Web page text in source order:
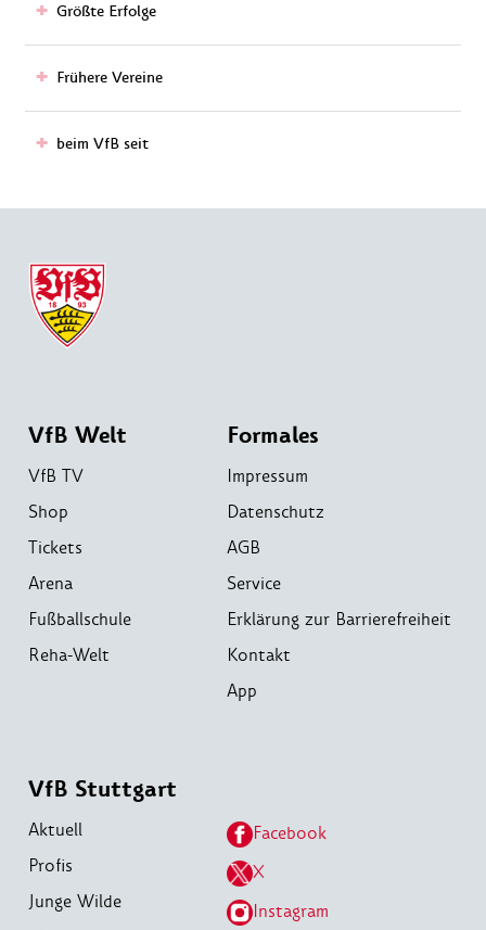
Größte Erfolge
Frühere Vereine
beim VfB seit
VfB Welt
VfB TV
Shop
Tickets
Arena
Fußballschule
Reha-Welt
Formales
Impressum
Datenschutz
AGB
Service
Erklärung zur Barrierefreiheit
Kontakt
App
VfB Stuttgart
Aktuell
Profis
Junge Wilde
Facebook
X
Instagram